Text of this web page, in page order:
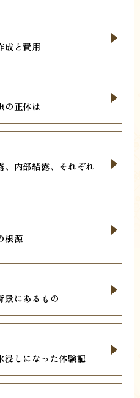
成と費用
の正体は
、内部結露、それぞれ
根源
景にあるもの
浸しになった体験記